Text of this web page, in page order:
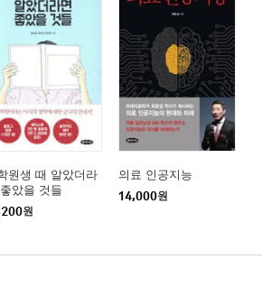
보 애플 헬스키트 왓슨=OME
털 헬스케어의 새로운 물결과 숙제
지털 치료제, 또 하나의 신약
치료제가 온다
치료제와 SaMD
디지털 치료제, 페어 테라퓨틱스
원생 때 알았더라
았을 것들
원
의료 인공지능
14,000원